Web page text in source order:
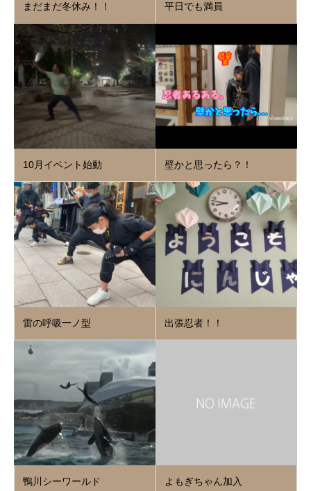
まだまだ冬休み！！ 平日でも満員
10月イベント始動 壁かと思ったら？！
雷の呼吸一ノ型 出張忍者！！
鴨川シーワールド よもぎちゃん加入